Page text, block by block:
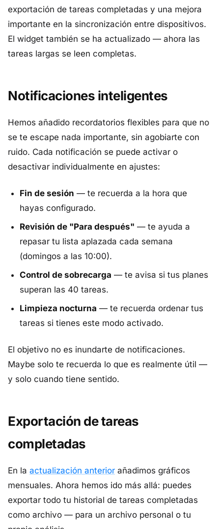
exportación de tareas completadas y una mejora
importante en la sincronización entre dispositivos.
El widget también se ha actualizado — ahora las
tareas largas se leen completas.
Notificaciones inteligentes
Hemos añadido recordatorios flexibles para que no
se te escape nada importante, sin agobiarte con
ruido. Cada notificación se puede activar o
desactivar individualmente en ajustes:
Fin de sesión — te recuerda a la hora que
hayas configurado.
Revisión de "Para después" — te ayuda a
repasar tu lista aplazada cada semana
(domingos a las 10:00).
Control de sobrecarga — te avisa si tus planes
superan las 40 tareas.
Limpieza nocturna — te recuerda ordenar tus
tareas si tienes este modo activado.
El objetivo no es inundarte de notificaciones.
Maybe solo te recuerda lo que es realmente útil —
y solo cuando tiene sentido.
Exportación de tareas
completadas
En la actualización anterior añadimos gráficos
mensuales. Ahora hemos ido más allá: puedes
exportar todo tu historial de tareas completadas
como archivo — para un archivo personal o tu